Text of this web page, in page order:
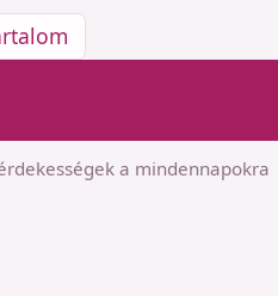
a mindennapokra